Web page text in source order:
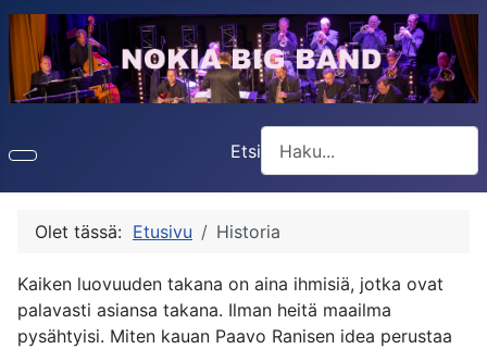
Etsi
Type 2 or more characters
Olet tässä: Etusivu Historia
Kaiken luovuuden takana on aina ihmisiä, jotka ovat
palavasti asiansa takana. Ilman heitä maailma
pysähtyisi. Miten kauan Paavo Ranisen idea perustaa